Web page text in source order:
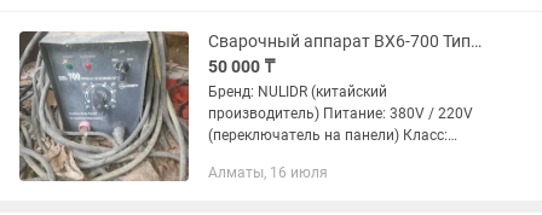
Сварочный аппарат BX6-700 Тип Portable AC Arc Welding Machine (переменный.
50 000 ₸
Бренд: NULIDR (китайский
производитель) Питание: 380V / 220V
(переключатель на панели) Класс:
аппарат (не инвертор)
Алматы, 16 июля